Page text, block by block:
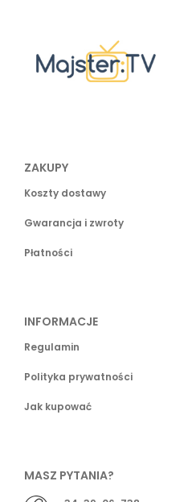
ZAKUPY
Koszty dostawy
Gwarancja i zwroty
Płatności
INFORMACJE
Regulamin
Polityka prywatności
Jak kupować
MASZ PYTANIA?